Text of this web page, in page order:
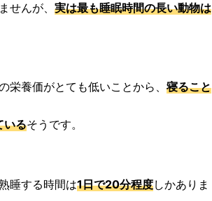
せんが、 実は最も睡眠時間の長い動物は
養価がとても低いことから、 寝ること
いるそうです。
睡する時間は1日で20分程度しかありま